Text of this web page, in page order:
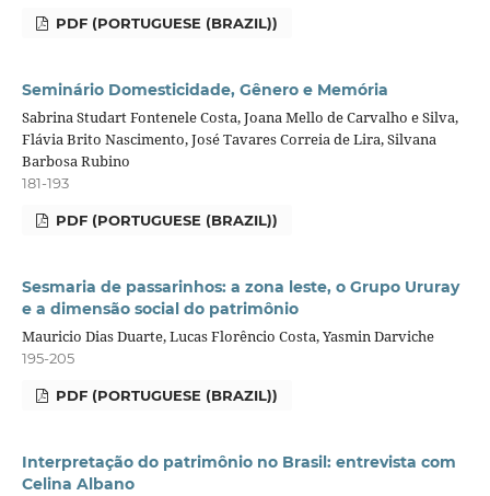
PDF (PORTUGUESE (BRAZIL))
Seminário Domesticidade, Gênero e Memória
Sabrina Studart Fontenele Costa, Joana Mello de Carvalho e Silva,
Flávia Brito Nascimento, José Tavares Correia de Lira, Silvana
Barbosa Rubino
181-193
PDF (PORTUGUESE (BRAZIL))
Sesmaria de passarinhos: a zona leste, o Grupo Ururay
e a dimensão social do patrimônio
Mauricio Dias Duarte, Lucas Florêncio Costa, Yasmin Darviche
195-205
PDF (PORTUGUESE (BRAZIL))
Interpretação do patrimônio no Brasil: entrevista com
Celina Albano